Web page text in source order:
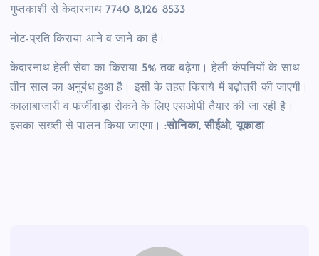
गुप्तकाशी से केदारनाथ 7740 8,126 8533
नोट-प्रति किराया आने व जाने का है।
केदारनाथ हेली सेवा का किराया 5% तक बढ़ेगा। हेली कंपनियों के साथ
तीन साल का अनुबंध हुआ है। इसी के तहत किराये में बढ़ोतरी की जाएगी।
कालाबाजारी व फर्जीवाड़ा रोकने के लिए एसओपी तैयार की जा रही है।
इसका सख्ती से पालन किया जाएगा। :सोनिका, सीईओ, यूकाडा